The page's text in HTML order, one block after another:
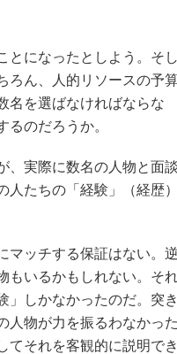
とになったとしよう。そし
ろん、人的リソースの予
名を選ばなければならな
のだろうか。
、実際に数名の人物と面談
たちの「経験」（経歴）
マッチする保証はない。逆
もいるかもしれない。そ
」しかなかったのだ。突き
人物が力を振るわなかった
てそれを客観的に説明でき